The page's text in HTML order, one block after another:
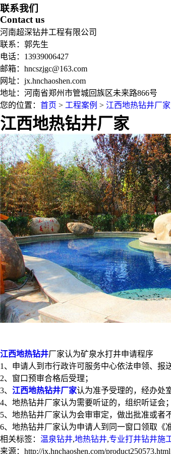
联系我们
Contact us
河南超深钻井工程有限公司
联系：郭先生
电话：13939006427
邮箱：hncszjgc@163.com
网址：jx.hnchaoshen.com
地址：河南省郑州市管城回族区未来路866号
您的位置： 首页 > 工程案例 > 江西地热钻井厂家
江西地热钻井厂家
江西地热钻井厂家认为矿泉水打井申请程序
1、申请人到市行政许可服务中心依法申领、报
2、窗口预审合格后受理；
3、 江西地热钻井厂家认为准予受理的，经办处
4、地热钻井厂家认为需要听证的，组织听证会；
5、地热钻井厂家认为会审审定，做出批准或者
6、地热钻井厂家认为申请人到同一窗口领取《
相关标签： 温泉钻井,地热钻井,专业打井钻井施
来源：http://jx.hnchaoshen.com/product250573.html